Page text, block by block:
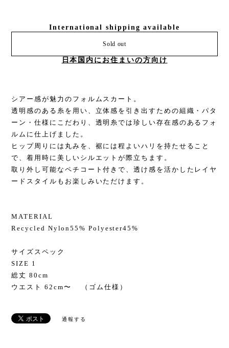
International shipping available
Sold out
日本国内にお住まいの方向け
シアー感が魅力のフォルムスカート。
透明感のある糸を用い、立体感を引き出すための組織・パタ
ーン・仕様にこだわり、透明糸では珍しい存在感のあるフォ
ルムに仕上げました。
ヒップ周りには丸みを、裾には程よいハリを持たせること
で、着用時に美しいシルエットが際立ちます。
取り外し可能なペチコート付きで、透け感を活かしたレイヤ
ードスタイルもお楽しみいただけます。
MATERIAL
Recycled Nylon55% Polyester45%
サイズスペック
SIZE 1
総丈 80cm
ウエスト 62cm〜 （ゴム仕様）
通報する